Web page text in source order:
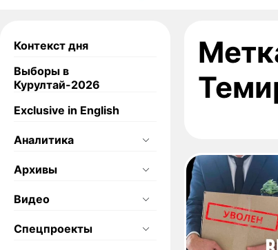
Контекст дня
Выборы в
Курултай-2026
Exclusive in English
Аналитика
Архивы
Видео
Спецпроекты